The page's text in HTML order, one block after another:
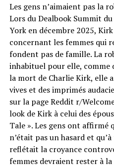
Les gens n’aimaient pas la
Lors du Dealbook Summit
York en décembre 2025,
concernant les femmes qui
fondent pas de famille. La
inhabituel pour elle, comme
la mort de Charlie Kirk, elle
vives et des imprimés
sur la page Reddit r/
look de Kirk à celui des
Tale ». Les gens ont affirmé
n’était pas un hasard et
reflétait la croyance
femmes devraient rester à